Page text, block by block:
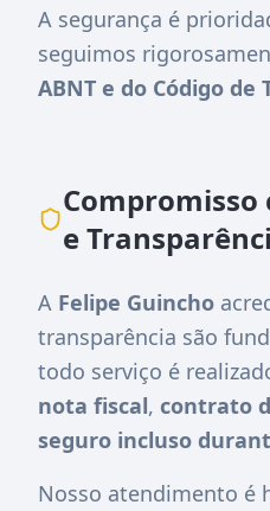
A segurança é
seguimos
ABNT e do Código
Compromisso
e
A Felipe Guincho
transparência são
todo serviço é
nota fiscal, contrato
seguro incluso
Nosso atendimento é